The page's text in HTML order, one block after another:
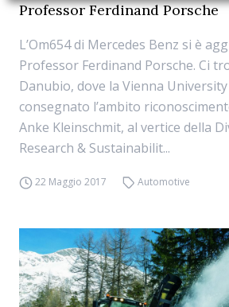
Professor Ferdinand Porsche
L’Om654 di Mercedes Benz si è
Professor Ferdinand Porsche. Ci
Danubio, dove la Vienna
consegnato l’ambito
Anke Kleinschmit, al vertice della
Research & Sustainabilit...
22 Maggio 2017 Automotive